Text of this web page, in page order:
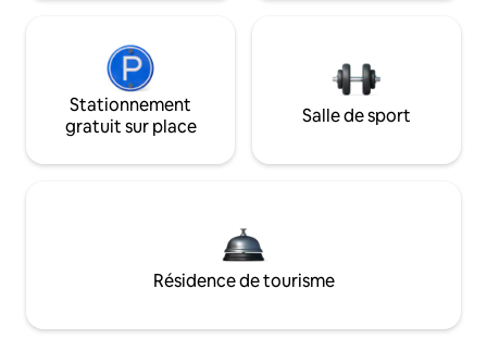
Stationnement
gratuit sur place
Salle de sport
Résidence de tourisme